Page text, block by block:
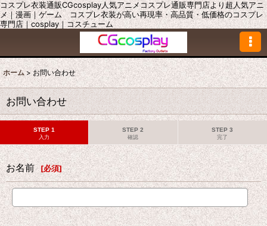
コスプレ衣装通販CGcosplay人気アニメコスプレ通販専門店より超人気アニ
メ｜漫画｜ゲーム コスプレ衣装が高い再現率・高品質・低価格のコスプレ
専門店｜cosplay｜コスチューム
ホーム > お問い合わせ
お問い合わせ
STEP 1
入力
STEP 2
確認
STEP 3
完了
お名前 [必須]